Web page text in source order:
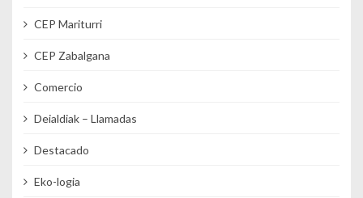
CEP Mariturri
CEP Zabalgana
Comercio
Deialdiak – Llamadas
Destacado
Eko-logia